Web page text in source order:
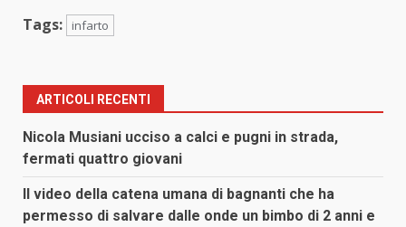
Tags: infarto
ARTICOLI RECENTI
Nicola Musiani ucciso a calci e pugni in strada,
fermati quattro giovani
Il video della catena umana di bagnanti che ha
permesso di salvare dalle onde un bimbo di 2 anni e